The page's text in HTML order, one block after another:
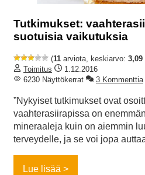
Tutkimukset:
suotuisia vaikutuksia
(11 arviota, keskiarvo: 3,09
Toimitus
1.12.2016
6230 Näyttökerrat
3 Kommenttia
”Nykyiset tutkimukset ovat
vaahterasiirapissa on
mineraaleja kuin on aiemmin
terveydelle, ja se voi jopa
Lue lisää